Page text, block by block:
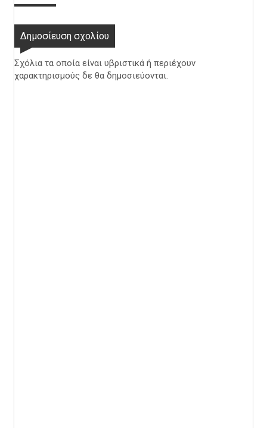
Δημοσίευση σχολίου
Σχόλια τα οποία είναι υβριστικά ή περιέχουν
χαρακτηρισμούς δε θα δημοσιεύονται.